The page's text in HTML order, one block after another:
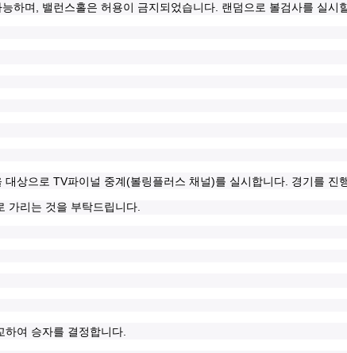
하며 , 밸런스홀은 허용이 금지되었습니다. 랜덤으로 볼검사를 실시
대상으로 TV파이널 중계 (볼링플러스 채널)를 실시합니다. 경기를 진
가리는 것을 부탁드립니다.
하여 승자를 결정합니다.